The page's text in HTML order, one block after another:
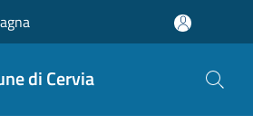
di Cervia